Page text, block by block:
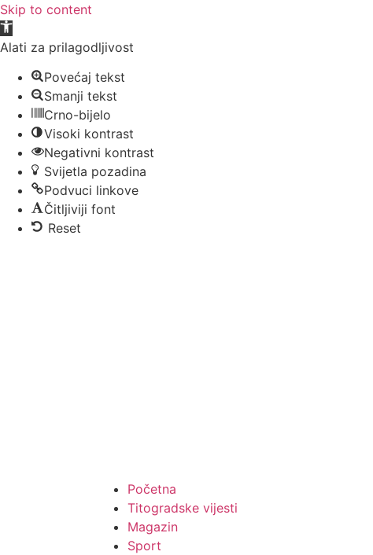
Skip to content
Open toolbar
Alati za prilagodljivost
Povećaj tekst
Smanji tekst
Crno-bijelo
Visoki kontrast
Negativni kontrast
Svijetla pozadina
Podvuci linkove
Čitljiviji font
Reset
Početna
Titogradske vijesti
Magazin
Sport